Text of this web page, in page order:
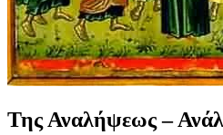
Της Αναλήψεως –